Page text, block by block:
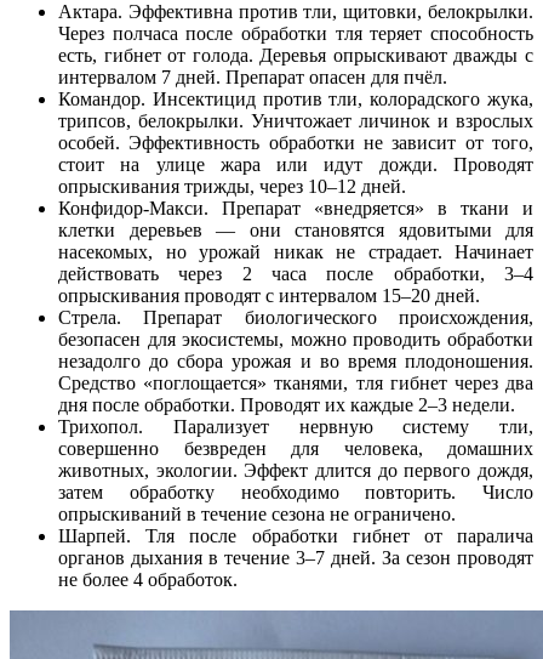
Актара. Эффективна против тли, щитовки, белокрылки.
Через полчаса после обработки тля теряет способность
есть, гибнет от голода. Деревья опрыскивают дважды с
интервалом 7 дней. Препарат опасен для пчёл.
Командор. Инсектицид против тли, колорадского жука,
трипсов, белокрылки. Уничтожает личинок и взрослых
особей. Эффективность обработки не зависит от того,
стоит на улице жара или идут дожди. Проводят
опрыскивания трижды, через 10–12 дней.
Конфидор-Макси. Препарат «внедряется» в ткани и
клетки деревьев — они становятся ядовитыми для
насекомых, но урожай никак не страдает. Начинает
действовать через 2 часа после обработки, 3–4
опрыскивания проводят с интервалом 15–20 дней.
Стрела. Препарат биологического происхождения,
безопасен для экосистемы, можно проводить обработки
незадолго до сбора урожая и во время плодоношения.
Средство «поглощается» тканями, тля гибнет через два
дня после обработки. Проводят их каждые 2–3 недели.
Трихопол. Парализует нервную систему тли,
совершенно безвреден для человека, домашних
животных, экологии. Эффект длится до первого дождя,
затем обработку необходимо повторить. Число
опрыскиваний в течение сезона не ограничено.
Шарпей. Тля после обработки гибнет от паралича
органов дыхания в течение 3–7 дней. За сезон проводят
не более 4 обработок.